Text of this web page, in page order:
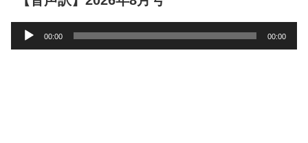
声
00:00 00:00